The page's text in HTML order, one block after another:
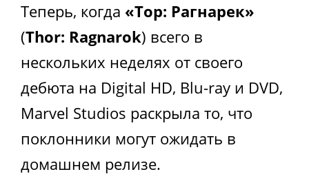
Теперь, когда «Тор: Рагнарек»
(Thor: Ragnarok) всего в
нескольких неделях от своего
дебюта на Digital HD, Blu-ray и DVD,
Marvel Studios раскрыла то, что
поклонники могут ожидать в
домашнем релизе.